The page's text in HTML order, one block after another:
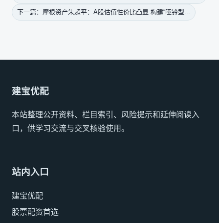
下一篇：摩根资产朱超平：A股估值性价比凸显 构建“哑铃型...
建宝优配
本站整理公开资料、栏目索引、风险提示和延伸阅读入
口，供学习交流与交叉核验使用。
站内入口
建宝优配
股票配资首选